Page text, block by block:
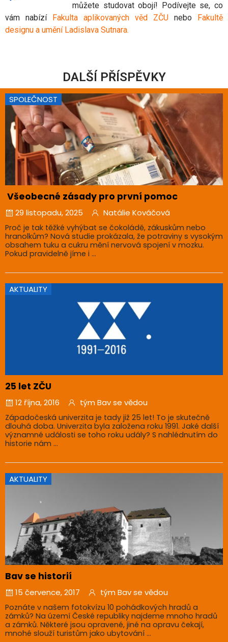
můžete studovat obojí! Podívejte se, co
vám nabízí Fakulta aplikovaných věd ZČU nebo Fakultě
designu a umění Ladislava Sutnara.
DALŠÍ PŘÍSPĚVKY
SPOLEČNOST
Všeobecné zásady pro první pomoc
29 listopadu, 2025 Natálie Kováčová
Proč je tak těžké vyhýbat se čokoládě, zákuskům nebo
hranolkům? Nová studie prokázala, že potraviny s vysokým
obsahem tuku a cukru mění nervová spojení v mozku.
Pokud pravidelně jíme i ...
AKTUALITY
25 let ZČU
12 října, 2016 tým Bav se vědou
Západočeská univerzita je tady již 25 let! To je skutečně
dlouhá doba. Univerzita byla založena roku 1991. Jaké další
významné události se toho roku udály? S nahlédnutím do
historie nám ...
AKTUALITY
Bav se historií
15 července, 2017 tým Bav se vědou
Poznáte v našem fotokvízu 10 pohádkových hradů a
zámků? Na území České republiky najdeme mnoho hradů
a zámků. Některé jsou opravené, jiné na opravu čekají,
mnohé slouží turistům jako ubytování ...